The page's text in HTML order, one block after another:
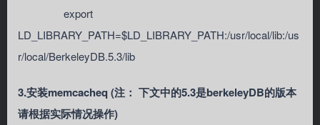
export
LD_LIBRARY_PATH=$LD_LIBRARY_PATH:/usr/local/lib:/us
r/local/BerkeleyDB.5.3/lib
3.安装memcacheq (注： 下文中的5.3是berkeleyDB的版本
请根据实际情况操作)